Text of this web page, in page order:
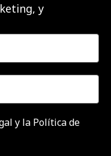
y
y la Política de